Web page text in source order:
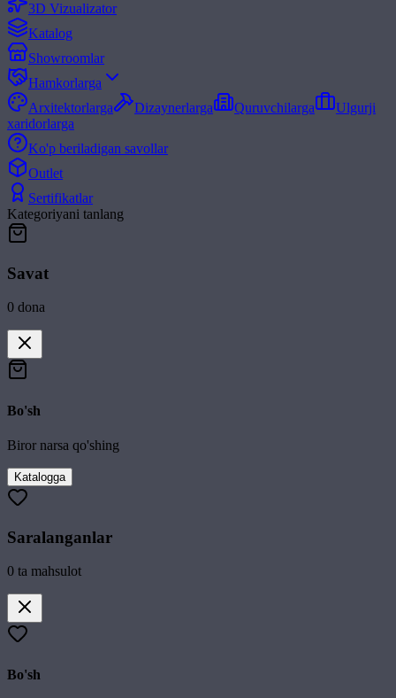
3D Vizualizator
Katalog
Showroomlar
Hamkorlarga
Arxitektorlarga
Dizaynerlarga Quruvchilarga
Ulgurji
xaridorlarga
Ko'p beriladigan savollar
Outlet
Sertifikatlar
Kategoriyani tanlang
Savat
0 dona
Bo'sh
Biror narsa qo'shing
Katalogga
Saralanganlar
0 ta mahsulot
Bo'sh